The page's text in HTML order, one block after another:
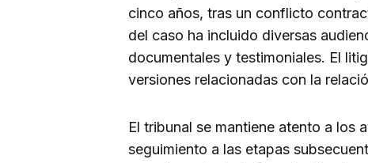
cinco años, tras un conflicto
del caso ha incluido diversas
documentales y testimoniales. El
versiones relacionadas con la
El tribunal se mantiene atento a los
seguimiento a las etapas